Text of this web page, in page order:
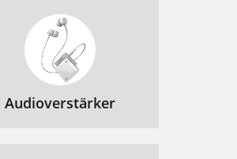
Audioverstärker